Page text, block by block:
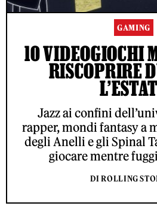
GAMING
10 VIDEOGIOCHI
RISCOPRIRE
Jazz ai confini
rapper, mondi fantasy a
degli Anelli e gli Spinal
giocare mentre
DI ROLLING
ACCETTO LE NORME SUL
L'INVIO DELLA
© ROLLING STONE ITALIA 2026
PARTNERSHIPPRIVACYCONDIZIONI